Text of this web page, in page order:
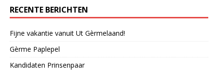
RECENTE BERICHTEN
Fijne vakantie vanuit Ut Gèrmelaand!
Gèrme Paplepel
Kandidaten Prinsenpaar